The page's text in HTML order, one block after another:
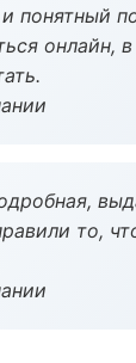
понятный
онлайн, в
то,